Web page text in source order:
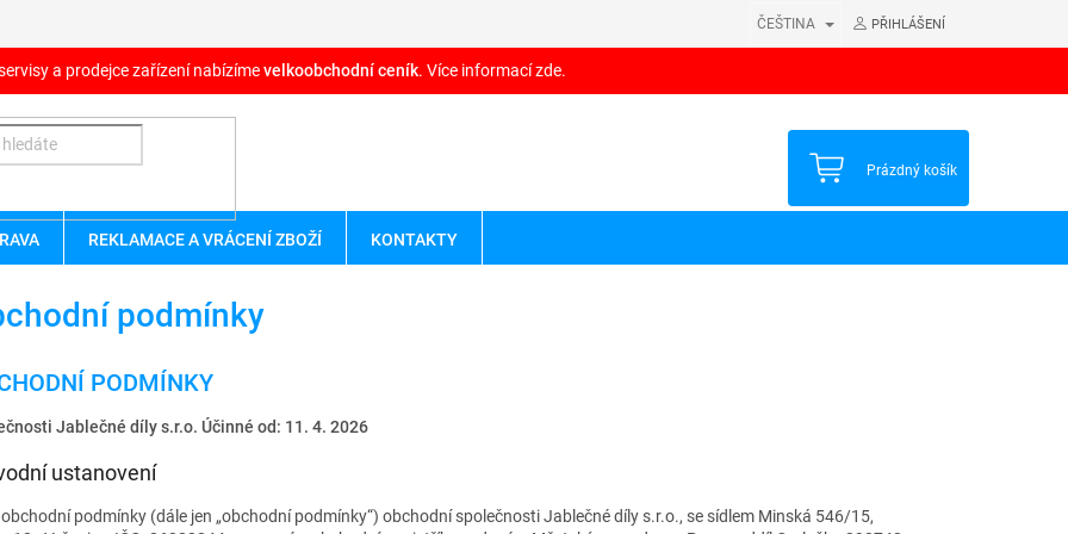
ČEŠTINA PŘIHLÁŠENÍ
a prodejce zařízení nabízímevelkoobchodní ceník. Více informací zde.
NÁKUPNÍ
Prázdný košík
REKLAMACE A VRÁCENÍ ZBOŽÍ KONTAKTY
podmínky
PODMÍNKY
Jablečné díly s.r.o. Účinné od: 11. 4. 2026
ustanovení
podmínky (dále jen „obchodní podmínky“) obchodní společnosti Jablečné díly s.r.o., se sídlem Minská 546/15,